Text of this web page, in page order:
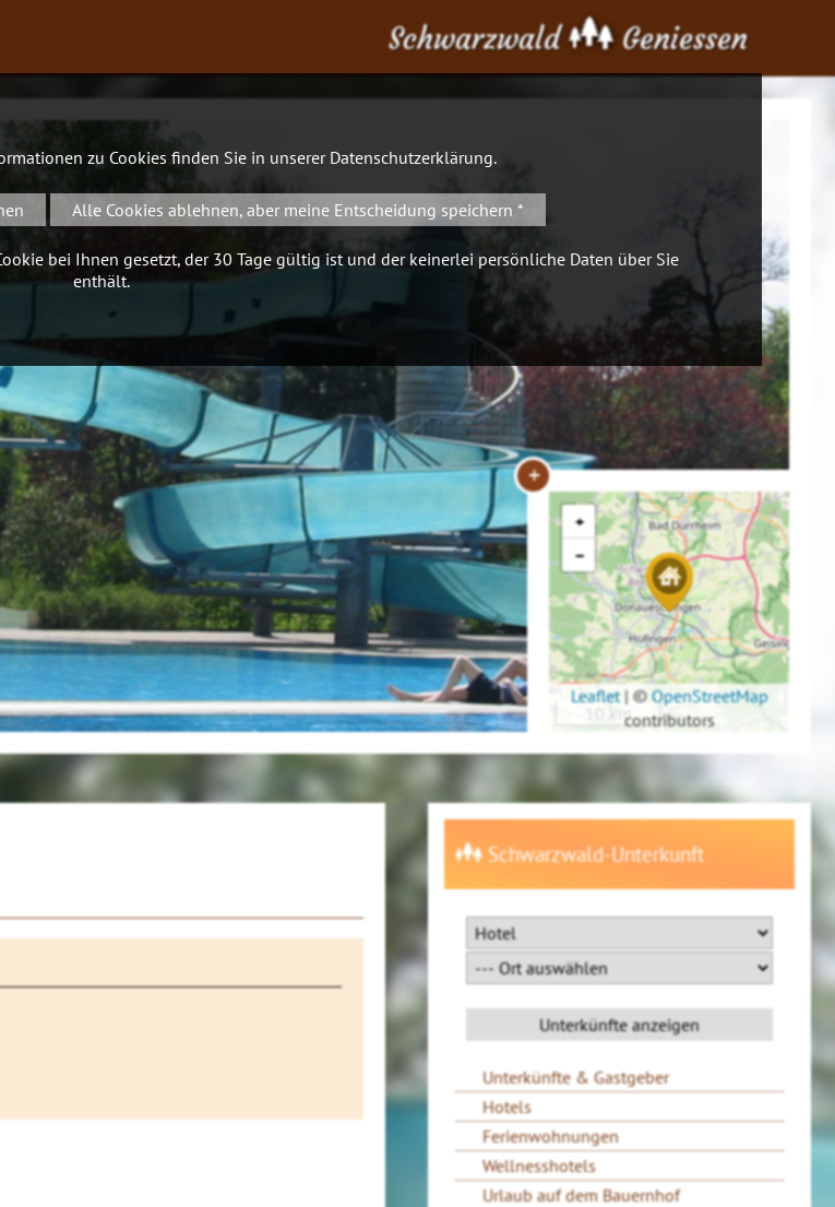
Schwarzwald Geniessen
+
+
−
10 km
Leaflet |©OpenStreetMap
contributors
Schwarzwald-Unterkunft
Unterkünfte & Gastgeber
Hotels
Ferienwohnungen
Wellnesshotels
Urlaub auf dem Bauernhof
zu Cookies finden Sie in unserer Datenschutzerklärung.
Alle Cookies ablehnen, aber meine Entscheidung speichern *
bei Ihnen gesetzt, der 30 Tage gültig ist und der keinerlei persönliche Daten über Sie
enthält.